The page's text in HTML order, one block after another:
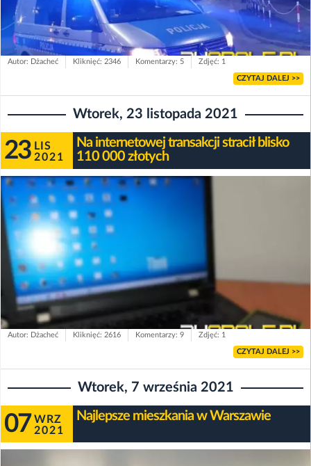
Autor: Dżacheć Kliknięć: 2346 Komentarzy: 5 Zdjęć: 1
CZYTAJ DALEJ >>
Wtorek, 23 listopada 2021
23 LIS
2021
Na internetowej transakcji stracił blisko
110 000 złotych
Autor: Dżacheć Kliknięć: 2616 Komentarzy: 9 Zdjęć: 1
CZYTAJ DALEJ >>
Wtorek, 7 września 2021
07 WRZ
2021
Najlepsze mieszkania w Warszawie